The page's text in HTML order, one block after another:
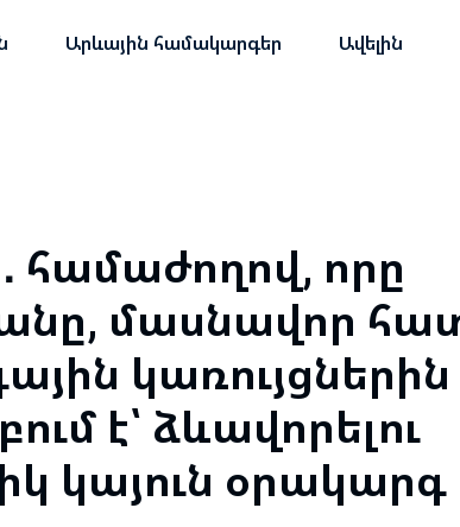
Արևային համակարգեր Ավելին
համաժողով, որը
մասնավոր
կառույցներին
է՝ ձևավորելու
կայուն օրակարգ